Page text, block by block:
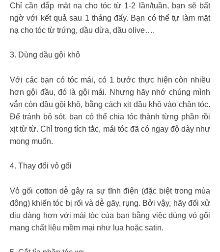
Chỉ cần đắp mặt nạ cho tóc từ 1-2 lần/tuần, bạn sẽ bất
ngờ với kết quả sau 1 tháng đấy. Bạn có thể tự làm mặt
nạ cho tóc từ trứng, dầu dừa, dầu olive….
3. Dùng dầu gội khô
Với các bạn có tóc mái, có 1 bước thực hiện còn nhiều
hơn gội đầu, đó là gội mái. Nhưng hãy nhớ chúng mình
vẫn còn dầu gội khô, bằng cách xịt dầu khô vào chân tóc.
Để tránh bỏ sót, bạn có thể chia tóc thành từng phần rồi
xịt từ từ. Chỉ trong tích tắc, mái tóc đã có ngay độ dày như
mong muốn.
4. Thay đổi vỏ gối
Vỏ gối cotton dễ gây ra sự tĩnh điện (đặc biệt trong mùa
đông) khiến tóc bị rối và dễ gãy, rụng. Bởi vậy, hãy đối xử
dịu dàng hơn với mái tóc của bạn bằng việc dùng vỏ gối
mang chất liệu mềm mại như lụa hoặc satin.